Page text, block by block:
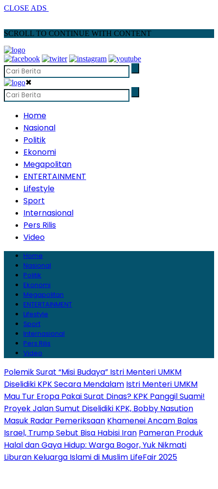
CLOSE ADS
SCROLL TO CONTINUE WITH CONTENT
✖
Home
Nasional
Politik
Ekonomi
Megapolitan
ENTERTAINMENT
Lifestyle
Sport
Internasional
Pers Rilis
Video
Home
Nasional
Politik
Ekonomi
Megapolitan
ENTERTAINMENT
Lifestyle
Sport
Internasional
Pers Rilis
Video
Polemik Surat “Misi Budaya” Istri Menteri UMKM
Diselidiki KPK Secara Mendalam Istri Menteri UMKM
Mau Tur Eropa Pakai Surat Dinas? KPK Panggil Suami!
Proyek Jalan Sumut Diselidiki KPK, Bobby Nasution
Masuk Radar Pemeriksaan Khamenei Ancam Balas
Israel, Trump Sebut Bisa Habisi Iran Pameran Produk
Halal dan Gaya Hidup: Warga Bogor, Yuk Nikmati
Liburan Keluarga Islami di Muslim LifeFair 2025